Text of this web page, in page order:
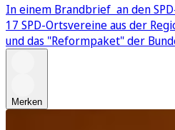
In einem Brandbrief an den
17 SPD-Ortsvereine aus der
und das "Reformpaket" der
Merken